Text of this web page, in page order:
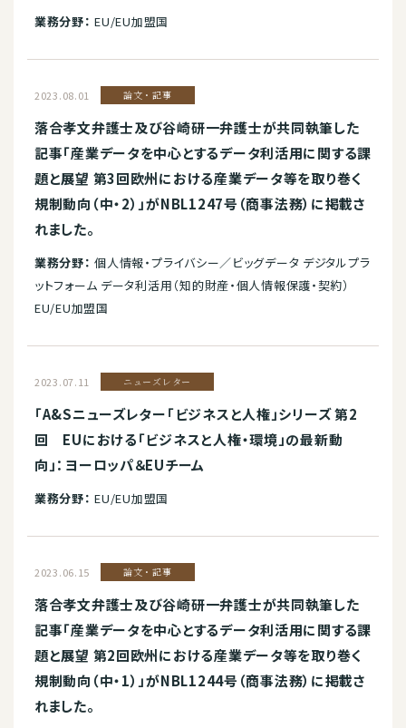
業務分野： EU/EU加盟国
2023.08.01 論文・記事
落合孝文弁護士及び谷崎研一弁護士が共同執筆した
記事「産業データを中心とするデータ利活用に関する課
題と展望 第3回欧州における産業データ等を取り巻く
規制動向（中・2）」がNBL1247号（商事法務）に掲載さ
れました。
業務分野： 個人情報・プライバシー／ビッグデータ デジタルプラ
ットフォーム データ利活用（知的財産・個人情報保護・契約）
EU/EU加盟国
2023.07.11 ニューズレター
「A&Sニューズレター「ビジネスと人権」シリーズ 第2
回 EUにおける「ビジネスと人権・環境」の最新動
向」：ヨーロッパ＆EUチーム
業務分野： EU/EU加盟国
2023.06.15 論文・記事
落合孝文弁護士及び谷崎研一弁護士が共同執筆した
記事「産業データを中心とするデータ利活用に関する課
題と展望 第2回欧州における産業データ等を取り巻く
規制動向（中・1）」がNBL1244号（商事法務）に掲載さ
れました。